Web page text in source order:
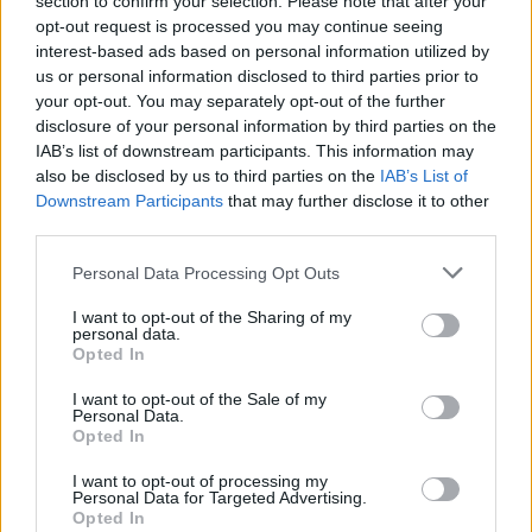
opt-out request is processed you may continue seeing
interest-based ads based on personal information utilized by
us or personal information disclosed to third parties prior to
your opt-out. You may separately opt-out of the further
disclosure of your personal information by third parties on the
IAB’s list of downstream participants. This information may
also be disclosed by us to third parties on the IAB’s List of
Downstream Participants that may further disclose it to other
Please note that this website/app uses one or more Google
not limited to your visit or usage behaviour. You may click to
grant or deny consent to Google and its third-party tags to
use your data for below specified purposes in below Google
consent section.
Personal Data Processing Opt Outs
I want to opt-out of the Sharing of my
personal data.
Opted In
I want to opt-out of the Sale of my
Personal Data.
Opted In
I want to opt-out of processing my
Personal Data for Targeted Advertising.
Opted In
néhány iráni, török és izraeli vásárolt lakást az Otthon
Centrumnál.
Az OC-hoz betért ügyfelek átlagos életkora 43,6 év volt.
Amíg a budapesti lakosok 44,4 éves korukban vásároltak,
addig a Közép-Magyarország régión kívül 42,5 év volt az
átlag életkor. Az európai (de nem magyar) állampolgárok
átlagos életkora 43,7 év. A lakást bérlők átlagos
régión kívüliek átlag életkora 45 év volt. Az európai lakást
bérlők átlagos életkora 44,5 év. A lakást bérlők és vevők
közötti életkor különbség eltűnt; mindkét esetben 45 év
körül mozog.
Aktuális ingatlan Nógrád megye